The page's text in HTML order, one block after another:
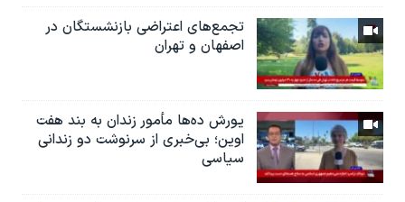
تجمع‌های اعتراضی بازنشستگان در
اصفهان و تهران
یورش ده‌ها مأمور زندان به بند هفت
اوین؛ بی‌خبری از سرنوشت دو زندانی
سیاسی